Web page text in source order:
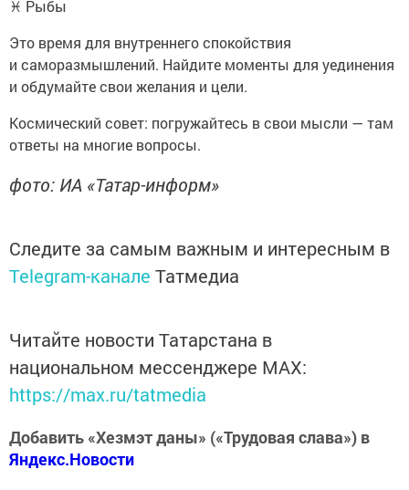
♓ Рыбы
Это время для внутреннего спокойствия
и саморазмышлений. Найдите моменты для уединения
и обдумайте свои желания и цели.
Космический совет: погружайтесь в свои мысли — там
ответы на многие вопросы.
фото: ИА «Татар-информ»
Следите за самым важным и интересным в
Telegram-канале Татмедиа
Читайте новости Татарстана в
национальном мессенджере MАХ:
https://max.ru/tatmedia
Добавить «Хезмэт даны» («Трудовая слава») в
Яндекс.Новости